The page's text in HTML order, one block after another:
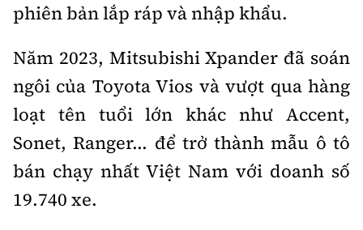
phiên bản lắp ráp và nhập khẩu.
Năm 2023, Mitsubishi Xpander đã soán
ngôi của Toyota Vios và vượt qua hàng
loạt tên tuổi lớn khác như Accent,
Sonet, Ranger... để trở thành mẫu ô tô
bán chạy nhất Việt Nam với doanh số
19.740 xe.